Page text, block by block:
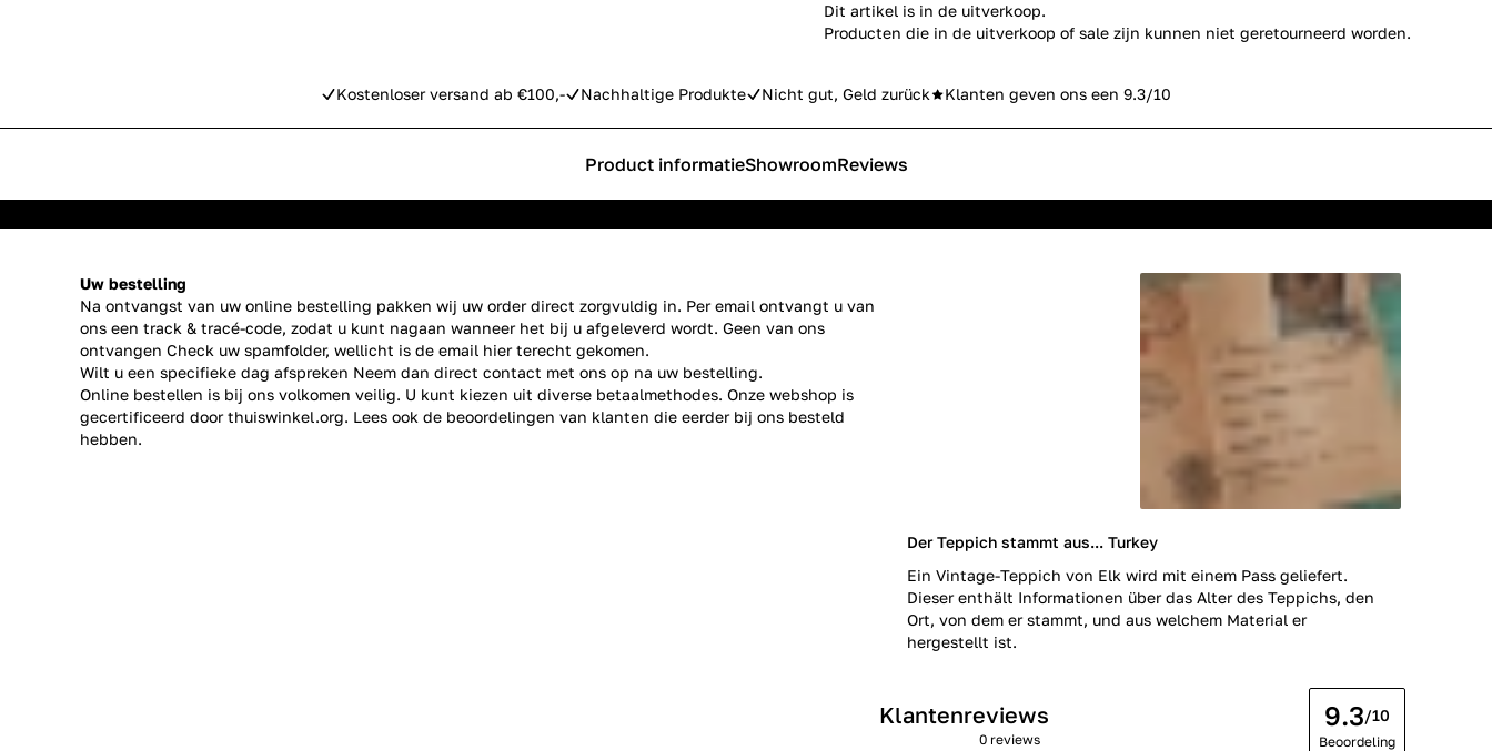
Dit artikel is in de uitverkoop.
Producten die in de uitverkoop of sale zijn kunnen niet geretourneerd worden.
Kostenloser versand ab €100,- Nachhaltige Produkte Nicht gut, Geld zurück Klanten geven ons een 9.3/10
Product informatieShowroomReviews
Uw bestelling
Na ontvangst van uw online bestelling pakken wij uw order direct zorgvuldig in. Per email ontvangt u van
ons een track & tracé-code, zodat u kunt nagaan wanneer het bij u afgeleverd wordt. Geen van ons
ontvangen Check uw spamfolder, wellicht is de email hier terecht gekomen.
Wilt u een specifieke dag afspreken Neem dan direct contact met ons op na uw bestelling.
Online bestellen is bij ons volkomen veilig. U kunt kiezen uit diverse betaalmethodes. Onze webshop is
gecertificeerd door thuiswinkel.org. Lees ook de beoordelingen van klanten die eerder bij ons besteld
hebben.
Der Teppich stammt aus... Turkey
Ein Vintage-Teppich von Elk wird mit einem Pass geliefert.
Dieser enthält Informationen über das Alter des Teppichs, den
Ort, von dem er stammt, und aus welchem Material er
hergestellt ist.
Klantenreviews
0 reviews
9.3/10
Beoordeling